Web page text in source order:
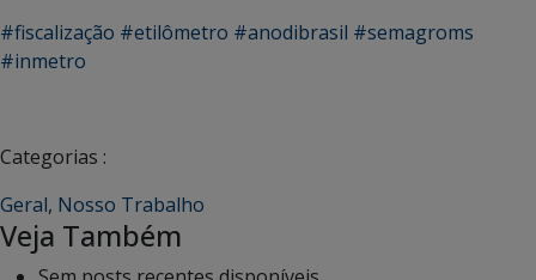
#fiscalização #etilômetro #anodibrasil #semagroms
#inmetro
Categorias :
Geral, Nosso Trabalho
Veja Também